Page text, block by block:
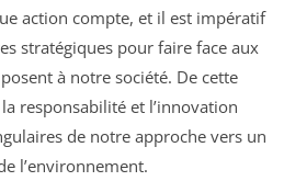
action compte, et il est impératif
stratégiques pour faire face aux
à notre société. De cette
responsabilité et l’innovation
de notre approche vers un
l’environnement.